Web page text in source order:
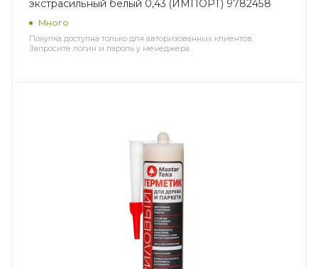
экстрасильный белый 0,43 (ИМПОРТ) 9782458
Много
Покупка доступна только для авторизованных клиентов.
Запросите логин и пароль у менеджера.